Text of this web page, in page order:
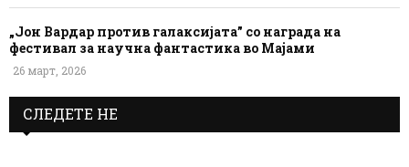
„Јон Вардар против галаксијата” со награда на
фестивал за научна фантастика во Мајами
26 март, 2026
СЛЕДЕТЕ НЕ